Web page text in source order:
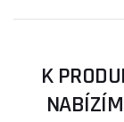
K